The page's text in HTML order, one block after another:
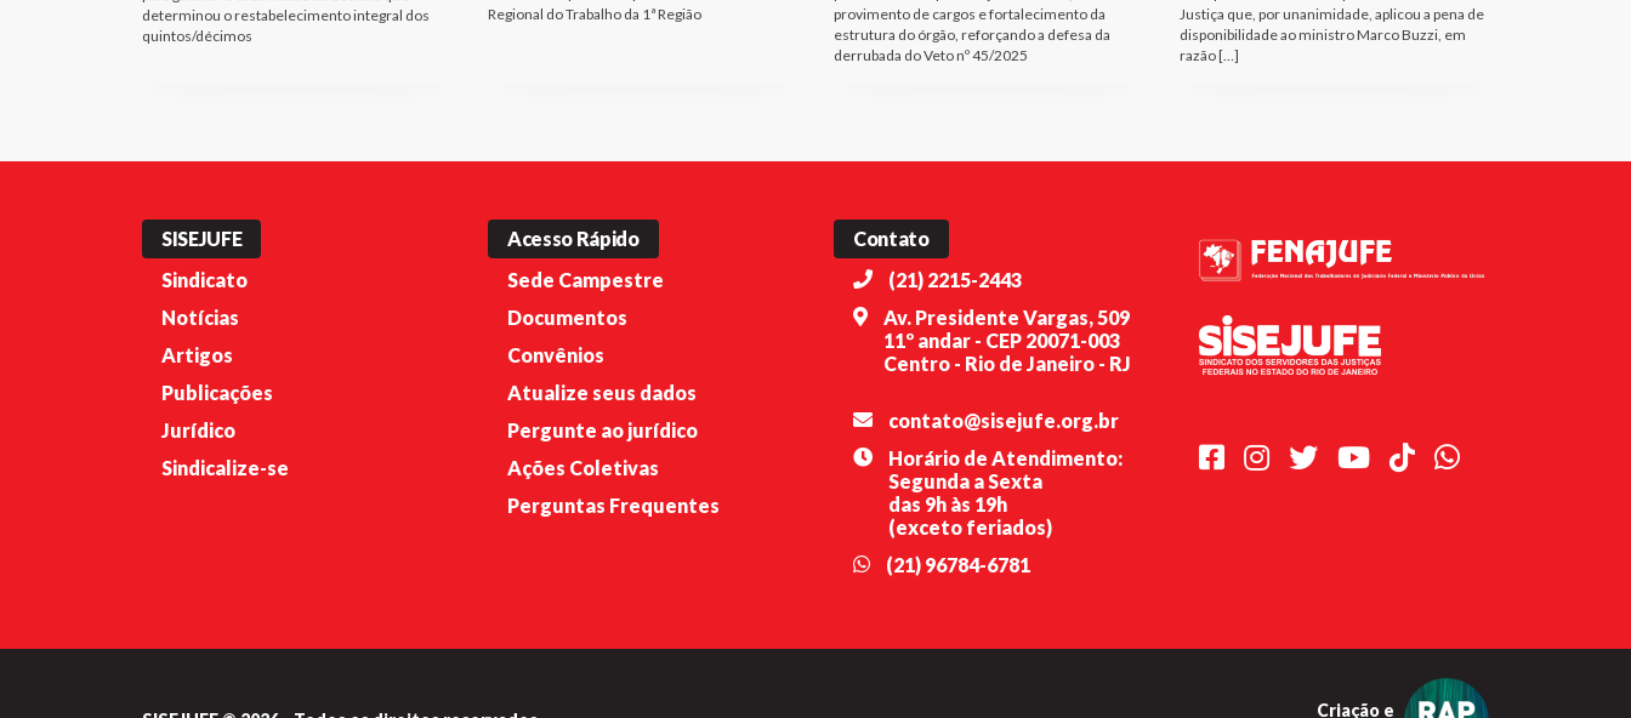
determinou o restabelecimento integral dos
quintos/décimos
Regional do Trabalho da 1ª Região
provimento de cargos e fortalecimento da
estrutura do órgão, reforçando a defesa da
derrubada do Veto nº 45/2025
Justiça que, por unanimidade, aplicou a pena de
disponibilidade ao ministro Marco Buzzi, em
razão […]
SISEJUFE
Sindicato
Notícias
Artigos
Publicações
Jurídico
Sindicalize-se
Acesso Rápido
Sede Campestre
Documentos
Convênios
Atualize seus dados
Pergunte ao jurídico
Ações Coletivas
Perguntas Frequentes
Contato
(21) 2215-2443
Av. Presidente Vargas, 509
11º andar - CEP 20071-003
Centro - Rio de Janeiro - RJ
contato@sisejufe.org.br
Horário de Atendimento:
Segunda a Sexta
das 9h às 19h
(exceto feriados)
(21) 96784-6781
FacebookInstagram
TwitterYoutubeTikTokWhatsapp
Criação e